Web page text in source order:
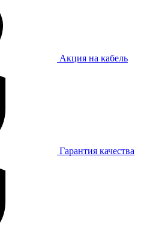
Акция на кабель
Гарантия качества